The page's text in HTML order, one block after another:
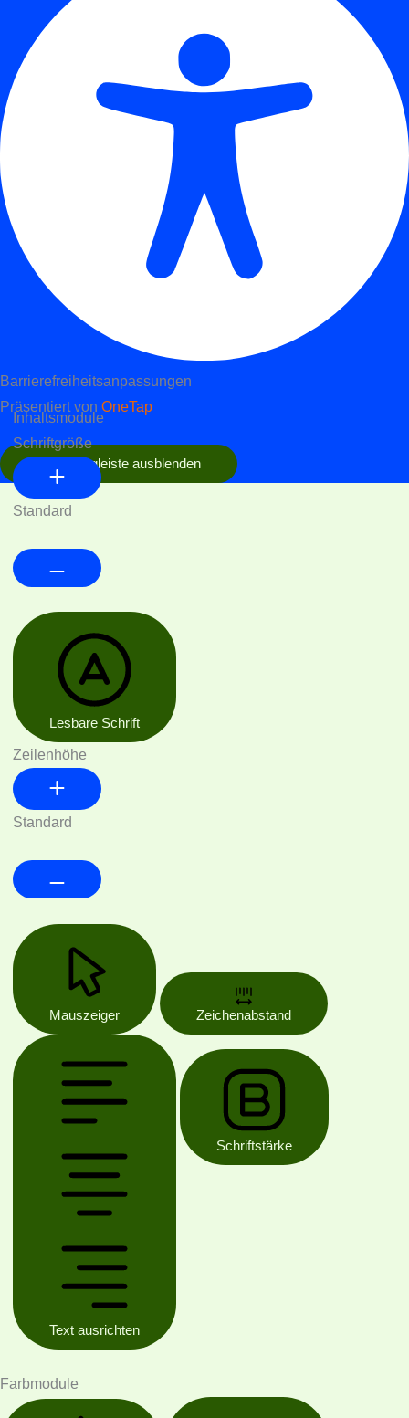
Barrierefreiheitsanpassungen
Präsentiert von OneTap
Werkzeugleiste ausblenden
Inhaltsmodule
Schriftgröße
Standard
Lesbare Schrift
Zeilenhöhe
Standard
Mauszeiger Zeichenabstand
Text ausrichten
Schriftstärke
Farbmodule